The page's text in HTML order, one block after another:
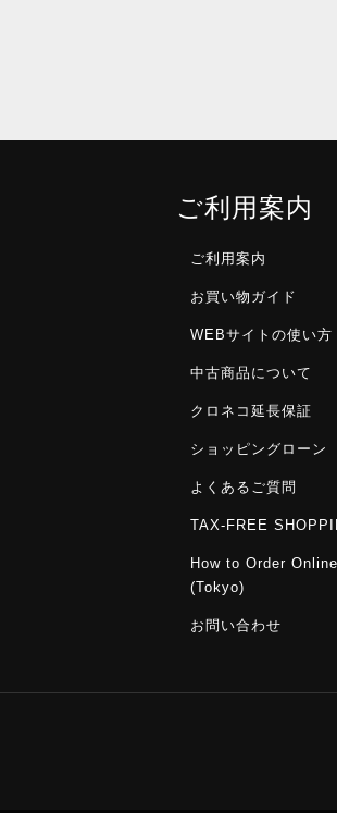
ご利用案内
ご利用案内
お買い物ガイド
WEBサイトの使い方
中古商品について
クロネコ延長保証
ショッピングローン
よくあるご質問
TAX-FREE
How to Order
(Tokyo)
お問い合わせ